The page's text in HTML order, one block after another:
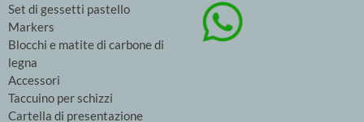
Set di gessetti pastello
Markers
Blocchi e matite di carbone di
legna
Accessori
Taccuino per schizzi
Cartella di presentazione